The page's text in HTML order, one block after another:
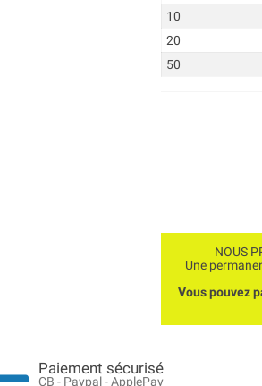
10
20
50
NOUS
Une
Vous pouvez
Paiement sécurisé
CB - Paypal - ApplePay